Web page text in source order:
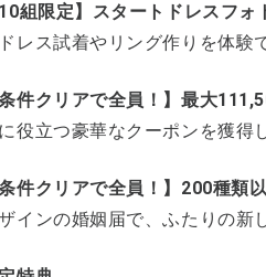
組限定】スタートドレスフォ
レス試着やリング作りを体験
件クリアで全員！】最大
役立つ豪華なクーポンを獲得
件クリアで全員！】200種類
インの婚姻届で、ふたりの新